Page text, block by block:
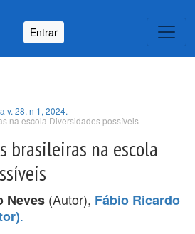
Entrar
v. 28, n 1, 2024.
na escola Diversidades possíveis
brasileiras na escola
Neves (Autor), Fábio Ricardo
.